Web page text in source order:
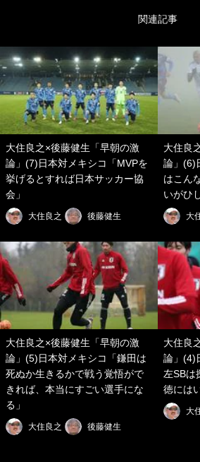
関連記事
大住良之×後藤健生「早朝の激
論」(7)日本対メキシコ「MVPを
挙げるとすれば日本サッカー協
会」
大住良之 後藤健生
大住良
論」(6)
はこん
いがひ
大
大住良之×後藤健生「早朝の激
論」(5)日本対メキシコ「鎌田は
死ぬか生きるかで戦う覚悟がで
きれば、本当にすごい選手にな
る」
大住良之 後藤健生
大住良
論」(4)
左SBは
徳には
大